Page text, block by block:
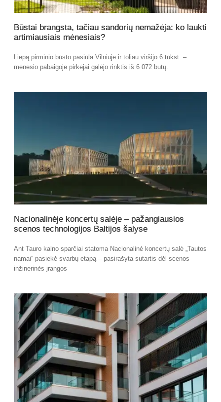
Būstai brangsta, tačiau sandorių nemažėja: ko laukti
artimiausiais mėnesiais?
Liepą pirminio būsto pasiūla Vilniuje ir toliau viršijo 6 tūkst. –
mėnesio pabaigoje pirkėjai galėjo rinktis iš 6 072 butų.
Nacionalinėje koncertų salėje – pažangiausios
scenos technologijos Baltijos šalyse
Ant Tauro kalno sparčiai statoma Nacionalinė koncertų salė „Tautos
namai“ pasiekė svarbų etapą – pasirašyta sutartis dėl scenos
inžinerinės įrangos